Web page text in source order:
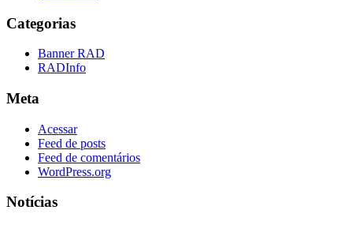
Categorias
Banner RAD
RADInfo
Meta
Acessar
Feed de posts
Feed de comentários
WordPress.org
Notícias